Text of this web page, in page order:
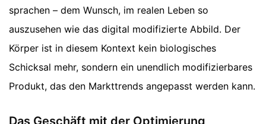
sprachen – dem Wunsch, im realen Leben so
auszusehen wie das digital modifizierte Abbild. Der
Körper ist in diesem Kontext kein biologisches
Schicksal mehr, sondern ein unendlich modifizierbares
Produkt, das den Markttrends angepasst werden kann.